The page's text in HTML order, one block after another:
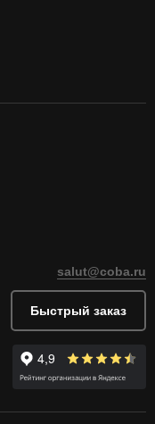
salut@coba.ru
Быстрый заказ